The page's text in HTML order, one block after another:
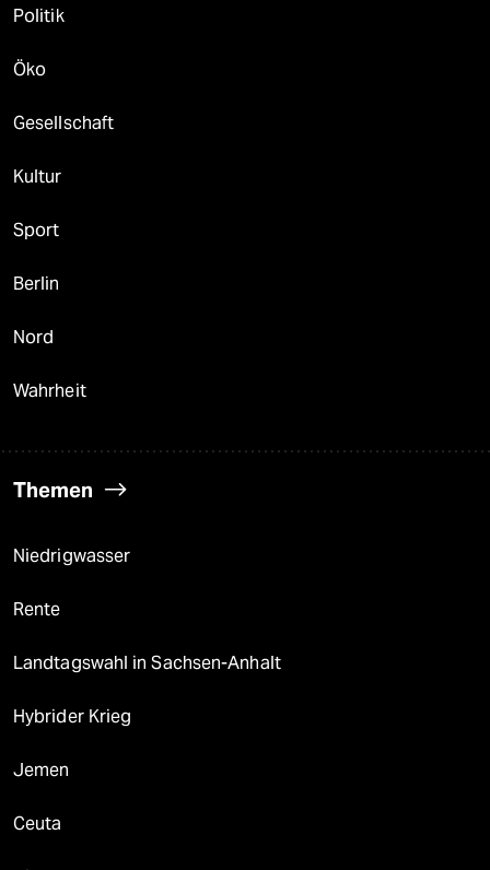
Politik
Öko
Gesellschaft
Kultur
Sport
Berlin
Nord
Wahrheit
Themen
Niedrigwasser
Rente
Landtagswahl in Sachsen-Anhalt
Hybrider Krieg
Jemen
Ceuta